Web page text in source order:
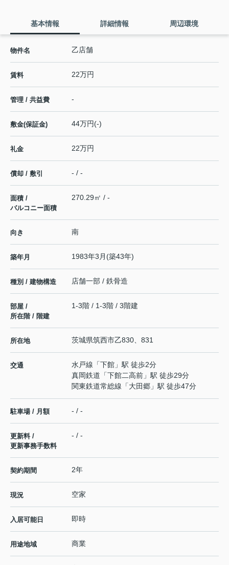
基本情報 詳細情報 周辺環境
物件名 乙店舗
賃料 22万円
管理 / 共益費 -
敷金(保証金) 44万円(-)
礼金 22万円
償却 / 敷引 - / -
面積 /
バルコニー面積
270.29㎡ / -
向き 南
築年月 1983年3月(築43年)
種別 / 建物構造 店舗一部 / 鉄骨造
部屋 /
所在階 / 階建
1-3階 / 1-3階 / 3階建
所在地 茨城県筑西市乙830、831
交通 水戸線 「下館 」駅 徒歩2分
真岡鉄道 「下館二高前 」駅 徒歩29分
関東鉄道常総線 「大田郷 」駅 徒歩47分
駐車場 / 月額 - / -
更新料 /
更新事務手数料
- / -
契約期間 2年
現況 空家
入居可能日 即時
用途地域 商業